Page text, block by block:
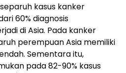
kasus kanker
60% diagnosis
di Asia. Pada kanker
perempuan Asia memiliki
Sementara itu,
pada 82-90% kasus